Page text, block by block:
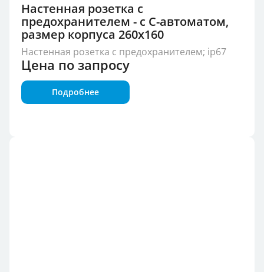
Настенная розетка с
предохранителем - с С-автоматом,
размер корпуса 260x160
Настенная розетка с предохранителем; ip67
Цена по запросу
Подробнее